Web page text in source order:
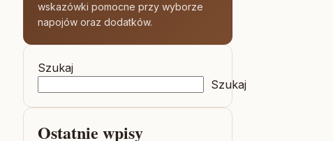
wskazówki pomocne przy wyborze
napojów oraz dodatków.
Szukaj
Szukaj
Ostatnie wpisy